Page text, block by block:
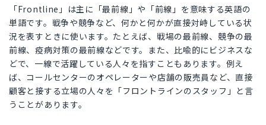
「Frontline」は主に「最前線」や「前線」を意味する英語の
単語です。戦争や競争など、何かと何かが直接対峙している状
況を表すときに使います。たとえば、戦場の最前線、競争の最
前線、疫病対策の最前線などです。また、比喩的にビジネスな
どで、一線で活躍している人々を指すこともあります。例え
ば、コールセンターのオペレーターや店舗の販売員など、直接
顧客と接する立場の人々を「フロントラインのスタッフ」と言
うことがあります。